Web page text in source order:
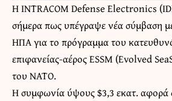
Η INTRACOM Defense Electronics
σήμερα πως υπέγραψε νέα σύμβαση
ΗΠΑ για το πρόγραμμα του
επιφανείας-αέρος ESSM (Evolved
του NATO.
Η συμφωνία ύψους $3,3 εκατ. αφορά